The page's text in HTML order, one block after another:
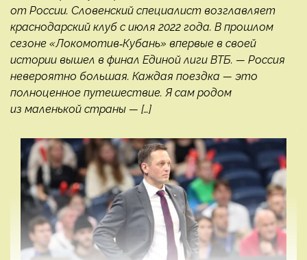
от России. Словенский специалист возглавляет
краснодарский клуб с июля 2022 года. В прошлом
сезоне «Локомотив‑Кубань» впервые в своей
истории вышел в финал Единой лиги ВТБ. — Россия
невероятно большая. Каждая поездка — это
полноценное путешествие. Я сам родом
из маленькой страны — […]